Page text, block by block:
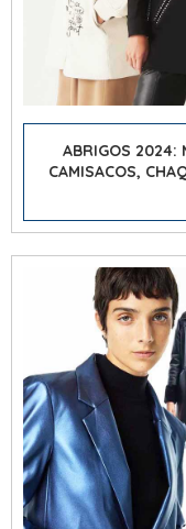
ABRIGOS 2024:
CAMISACOS,